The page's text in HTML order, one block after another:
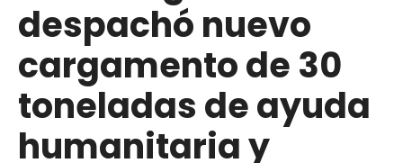
despachó nuevo
cargamento de 30
toneladas de ayuda
humanitaria y